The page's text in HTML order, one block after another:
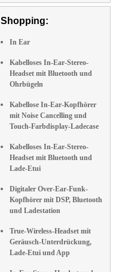
Shopping:
In Ear
Kabelloses In-Ear-Stereo-
Headset mit Bluetooth und
Ohrbügeln
Kabellose In-Ear-Kopfhörer
mit Noise Cancelling und
Touch-Farbdisplay-Ladecase
Kabelloses In-Ear-Stereo-
Headset mit Bluetooth und
Lade-Etui
Digitaler Over-Ear-Funk-
Kopfhörer mit DSP, Bluetooth
und Ladestation
True-Wireless-Headset mit
Geräusch-Unterdrückung,
Lade-Etui und App